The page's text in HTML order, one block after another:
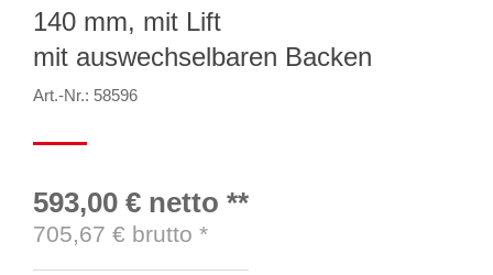
140 mm, mit Lift
mit auswechselbaren Backen
Art.-Nr.: 58596
593,00 € netto **
705,67 € brutto *